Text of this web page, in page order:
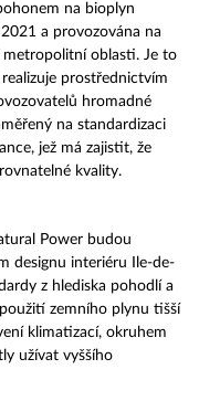
na bioplyn
a provozována na
oblasti. Je to
prostřednictvím
hromadné
na standardizaci
jež má zajistit, že
kvality.
Power budou
designu interiéru Ile-de-
z hlediska pohodlí a
zemního plynu tišší
klimatizací, okruhem
užívat vyššího